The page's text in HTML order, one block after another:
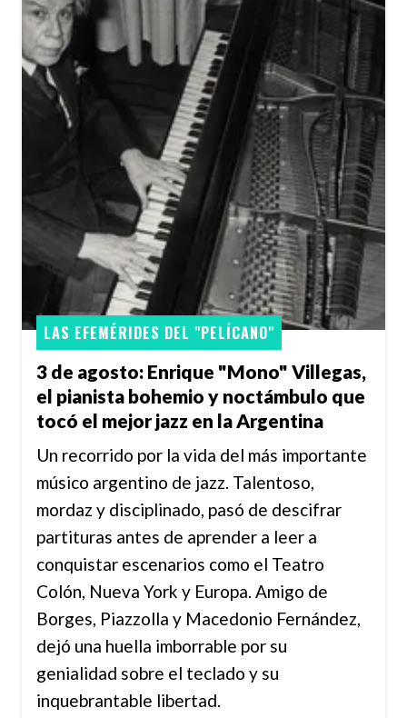
3 de agosto: Enrique "Mono" Villegas,
el pianista bohemio y noctámbulo que
tocó el mejor jazz en la Argentina
LAS EFEMÉRIDES DEL "PELÍCANO"
Un recorrido por la vida del más importante
músico argentino de jazz. Talentoso,
mordaz y disciplinado, pasó de descifrar
partituras antes de aprender a leer a
conquistar escenarios como el Teatro
Colón, Nueva York y Europa. Amigo de
Borges, Piazzolla y Macedonio Fernández,
dejó una huella imborrable por su
genialidad sobre el teclado y su
inquebrantable libertad.